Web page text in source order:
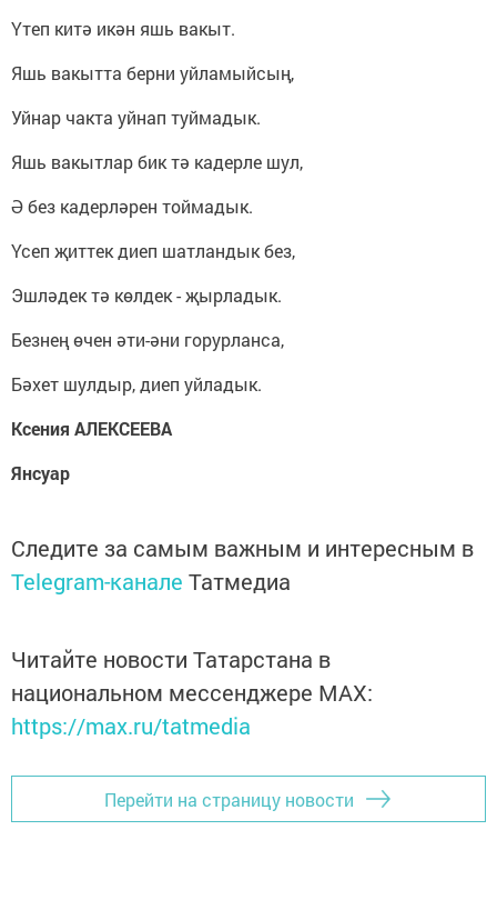
Үтеп китә икән яшь вакыт.
Яшь вакытта берни уйламыйсың,
Уйнар чакта уйнап туймадык.
Яшь вакытлар бик тә кадерле шул,
Ә без кадерләрен тоймадык.
Үсеп җиттек диеп шатландык без,
Эшләдек тә көлдек - җырладык.
Безнең өчен әти-әни горурланса,
Бәхет шулдыр, диеп уйладык.
Ксения АЛЕКСЕЕВА
Янсуар
Следите за самым важным и интересным в
Telegram-канале Татмедиа
Читайте новости Татарстана в
национальном мессенджере MАХ:
https://max.ru/tatmedia
Перейти на страницу новости